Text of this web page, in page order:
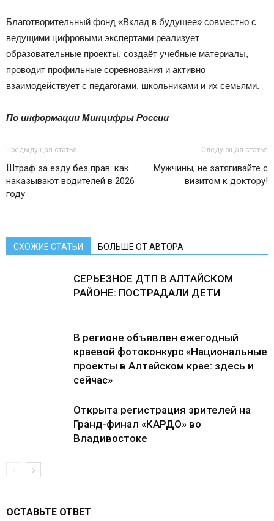
Благотворительный фонд «Вклад в будущее» совместно с
ведущими цифровыми экспертами реализует
образовательные проекты, создаёт учебные материалы,
проводит профильные соревнования и активно
взаимодействует с педагогами, школьниками и их семьями.
По информации Минцифры России
Предыдущая статья
Штраф за езду без прав: как
наказывают водителей в 2026
году
Следующая статья
Мужчины, не затягивайте с
визитом к доктору!
СХОЖИЕ СТАТЬИ БОЛЬШЕ ОТ АВТОРА
СЕРЬЕЗНОЕ ДТП В АЛТАЙСКОМ
РАЙОНЕ: ПОСТРАДАЛИ ДЕТИ
В регионе объявлен ежегодный
краевой фотоконкурс «Национальные
проекты в Алтайском крае: здесь и
сейчас»
Открыта регистрация зрителей на
Гранд-финал «КАРДО» во
Владивостоке
ОСТАВЬТЕ ОТВЕТ